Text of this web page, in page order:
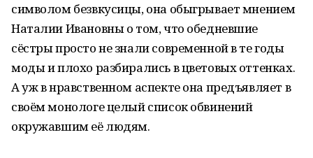
символом безвкусицы, она обыгрывает мнением
Наталии Ивановны о том, что обедневшие
сёстры просто не знали современной в те годы
моды и плохо разбирались в цветовых оттенках.
А уж в нравственном аспекте она предъявляет в
своём монологе целый список обвинений
окружавшим её людям.